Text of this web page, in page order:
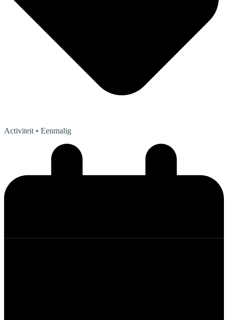
Activiteit • Eenmalig